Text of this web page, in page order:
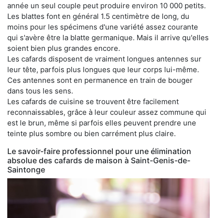
année un seul couple peut produire environ 10 000 petits.
Les blattes font en général 1.5 centimètre de long, du
moins pour les spécimens d'une variété assez courante
qui s'avère être la blatte germanique. Mais il arrive qu'elles
soient bien plus grandes encore.
Les cafards disposent de vraiment longues antennes sur
leur tête, parfois plus longues que leur corps lui-même.
Ces antennes sont en permanence en train de bouger
dans tous les sens.
Les cafards de cuisine se trouvent être facilement
reconnaissables, grâce à leur couleur assez commune qui
est le brun, même si parfois elles peuvent prendre une
teinte plus sombre ou bien carrément plus claire.
Le savoir-faire professionnel pour une élimination
absolue des cafards de maison à Saint-Genis-de-
Saintonge